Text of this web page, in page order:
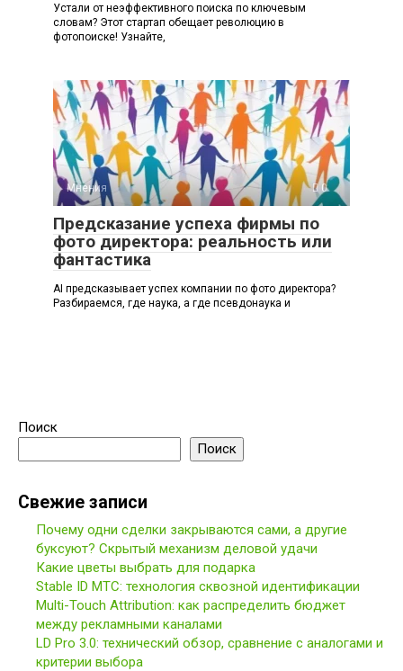
Устали от неэффективного поиска по ключевым
словам? Этот стартап обещает революцию в
фотопоиске! Узнайте,
Мнения 0
Предсказание успеха фирмы по
фото директора: реальность или
фантастика
AI предсказывает успех компании по фото директора?
Разбираемся, где наука, а где псевдонаука и
Поиск
Поиск
Свежие записи
Почему одни сделки закрываются сами, а другие
буксуют? Скрытый механизм деловой удачи
Какие цветы выбрать для подарка
Stable ID МТС: технология сквозной идентификации
Multi-Touch Attribution: как распределить бюджет
между рекламными каналами
LD Pro 3.0: технический обзор, сравнение с аналогами и
критерии выбора